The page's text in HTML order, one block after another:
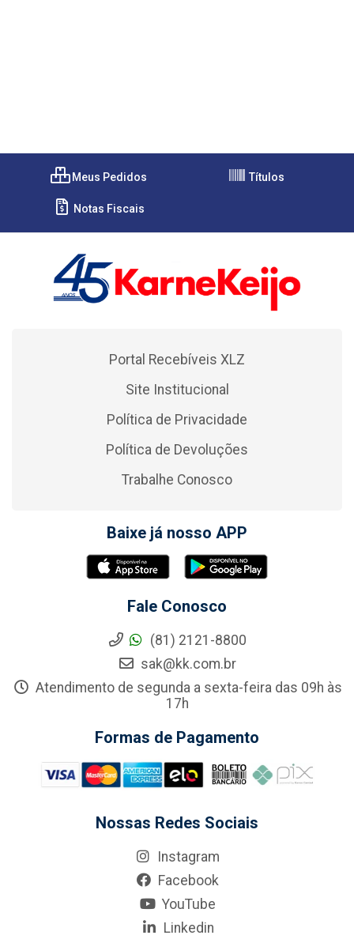
Meus Pedidos Títulos
Notas Fiscais
Portal Recebíveis XLZ
Site Institucional
Política de Privacidade
Política de Devoluções
Trabalhe Conosco
Baixe já nosso APP
Fale Conosco
(81) 2121-8800
sak@kk.com.br
Atendimento de segunda a sexta-feira das 09h às
17h
Formas de Pagamento
Nossas Redes Sociais
Instagram
Facebook
YouTube
Linkedin